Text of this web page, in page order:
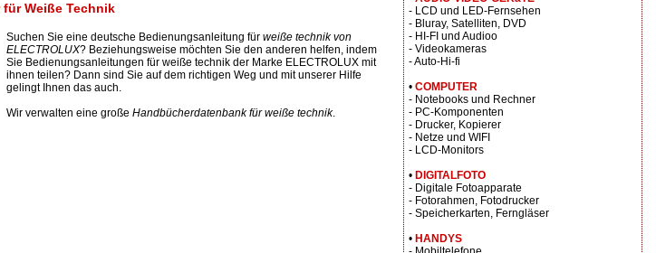
Weiße Technik
Suchen Sie eine deutsche Bedienungsanleitung für weiße technik von
ELECTROLUX? Beziehungsweise möchten Sie den anderen helfen, indem
Sie Bedienungsanleitungen für weiße technik der Marke ELECTROLUX mit
ihnen teilen? Dann sind Sie auf dem richtigen Weg und mit unserer Hilfe
gelingt Ihnen das auch.
Wir verwalten eine große Handbücherdatenbank für weiße technik.
- LCD und LED-Fernsehen
- Bluray, Satelliten, DVD
- HI-FI und Audioo
- Videokameras
- Auto-Hi-fi
• COMPUTER
- Notebooks und Rechner
- PC-Komponenten
- Drucker, Kopierer
- Netze und WIFI
- LCD-Monitors
• DIGITALFOTO
- Digitale Fotoapparate
- Fotorahmen, Fotodrucker
- Speicherkarten, Ferngläser
• HANDYS